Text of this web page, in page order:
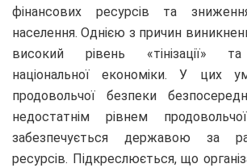
фінансових ресурсів та
населення. Однією з причин
високий рівень «тінізації» та
національної економіки. У цих
продовольчої безпеки
недостатнім рівнем
забезпечується державою за
ресурсів. Підкреслюється, що